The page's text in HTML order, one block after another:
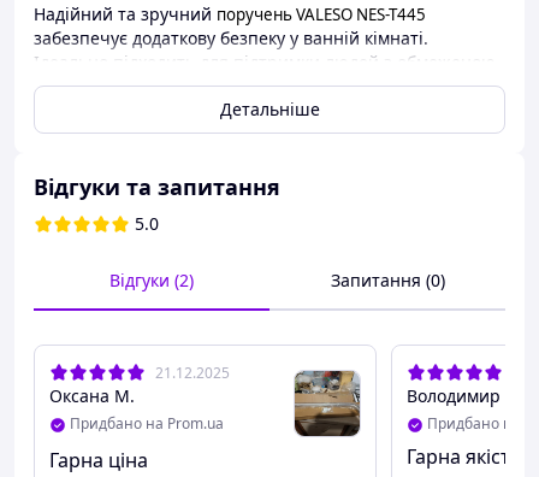
Надійний та зручний поручень VALESO NES-T445
забезпечує додаткову безпеку у ванній кімнаті.
Ідеально підходить для підтримки людей з обмеженою
мобільністю або для комфортного використання
душової зони. Виготовлений з міцних матеріалів,
стійкий до вологи та корозії.
громадських місць
-Простий монтаж і сучасний вигляд
Детальніше
Відгуки та запитання
5.0
Відгуки (2) Запитання (0)
21.12.2025
Оксана М.
Придбано на Prom.ua
Гарна ціна
Володимир П.
Придбано на
Гарна якість